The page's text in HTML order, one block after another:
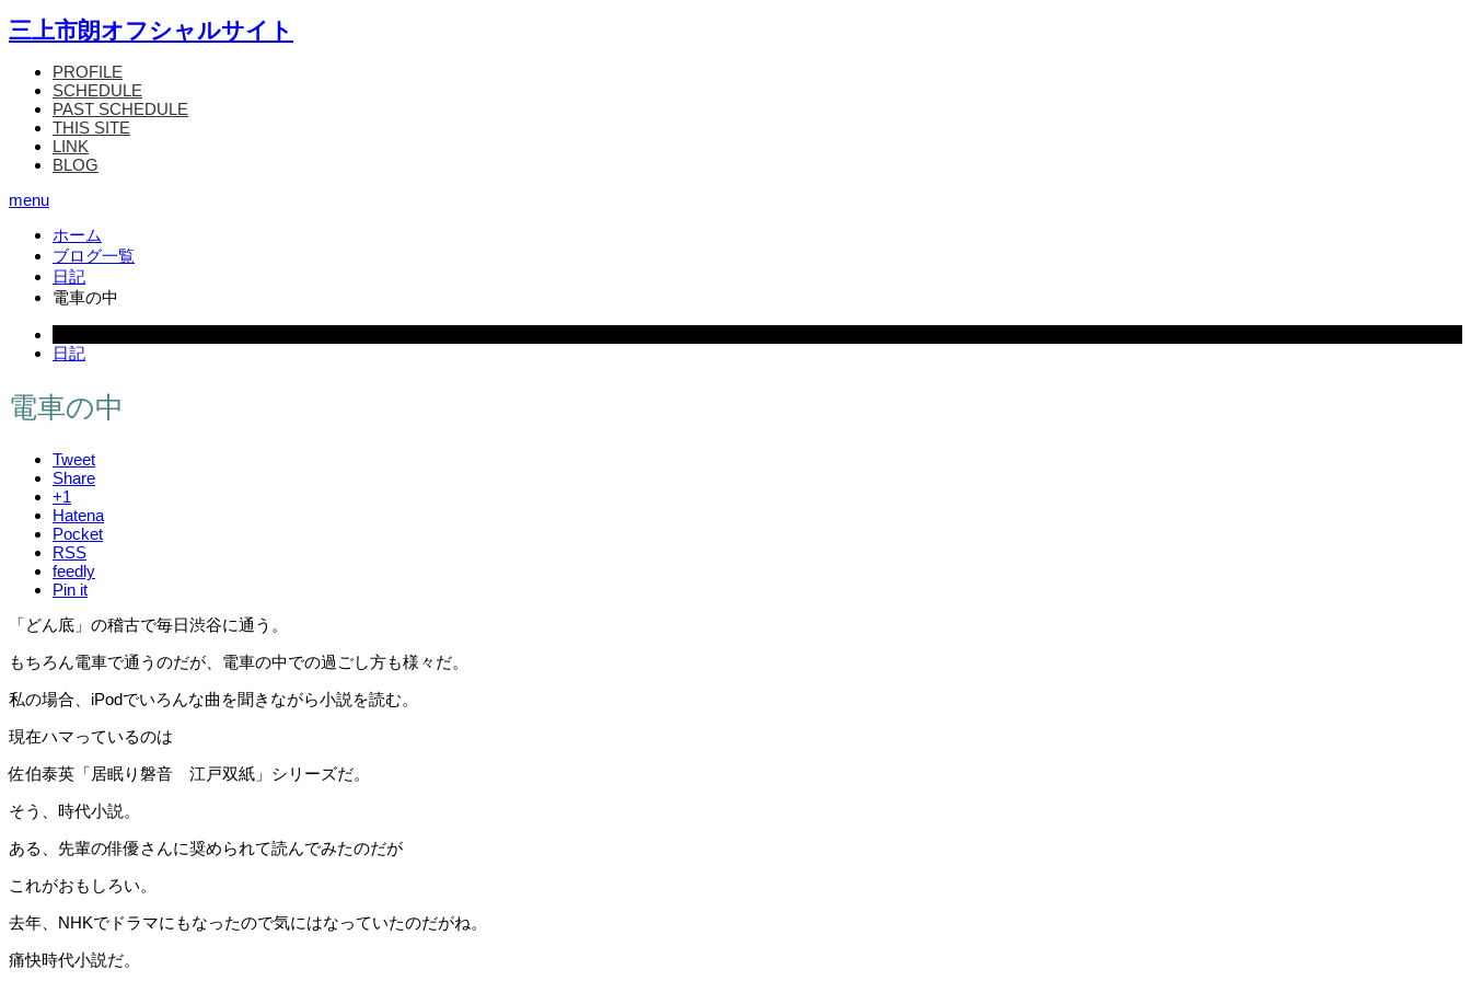
三上市朗オフシャルサイト
PROFILE
SCHEDULE
PAST SCHEDULE
THIS SITE
LINK
BLOG
menu
ホーム
ブログ一覧
日記
電車の中
日記
電車の中
Tweet
Share
+1
Hatena
Pocket
RSS
feedly
Pin it
「どん底」の稽古で毎日渋谷に通う。
もちろん電車で通うのだが、電車の中での過ごし方も様々だ。
私の場合、iPodでいろんな曲を聞きながら小説を読む。
現在ハマっているのは
佐伯泰英「居眠り磐音 江戸双紙」シリーズだ。
そう、時代小説。
ある、先輩の俳優さんに奨められて読んでみたのだが
これがおもしろい。
去年、NHKでドラマにもなったので気にはなっていたのだがね。
痛快時代小説だ。